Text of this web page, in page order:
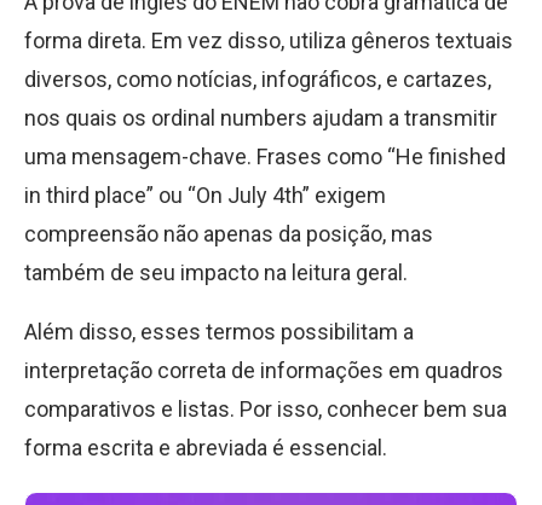
forma direta. Em vez disso, utiliza gêneros textuais
diversos, como notícias, infográficos, e cartazes,
nos quais os ordinal numbers ajudam a transmitir
uma mensagem-chave. Frases como “He finished
in third place” ou “On July 4th” exigem
compreensão não apenas da posição, mas
também de seu impacto na leitura geral.
Além disso, esses termos possibilitam a
interpretação correta de informações em quadros
comparativos e listas. Por isso, conhecer bem sua
forma escrita e abreviada é essencial.